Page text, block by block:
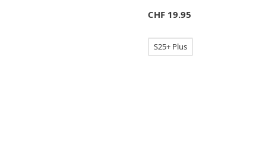
CHF 19.95
S25+ Plus